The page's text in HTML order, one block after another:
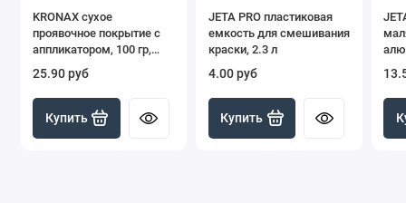
KRONAX сухое
проявочное покрытие с
аппликатором, 100 гр,
25.90 руб
Купить
JETA PRO пластиковая
емкость для смешивания
краски, 2.3 л
4.00 руб
Купить